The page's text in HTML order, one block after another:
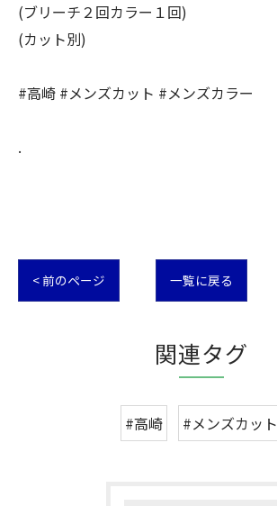
(ブリーチ２回カラー１回)
(カット別)
#高崎 #メンズカット #メンズカラー
.
< 前のページ 一覧に戻る
関連タグ
#高崎 #メンズカット